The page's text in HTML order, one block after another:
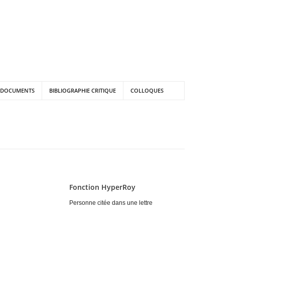
DOCUMENTS BIBLIOGRAPHIE CRITIQUE COLLOQUES
Fonction HyperRoy
Personne citée dans une lettre